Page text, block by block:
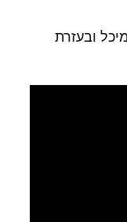
ובעזרת